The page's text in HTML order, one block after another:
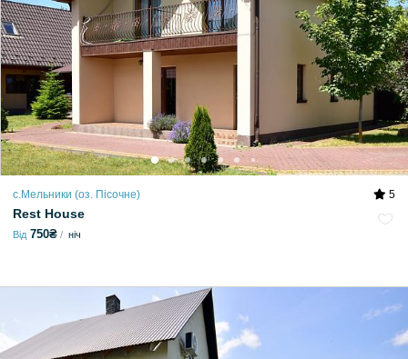
с.Мельники (оз. Пісочне) 5
Rest House
Від 750₴ ніч